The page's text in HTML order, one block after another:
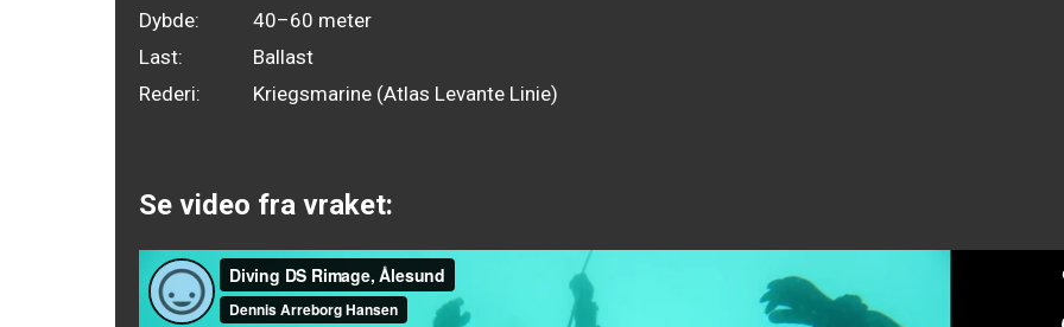
Dybde:
40–60 meter
Last:
Ballast
Rederi:
Kriegsmarine (Atlas Levante Linie)
Se video fra vraket: